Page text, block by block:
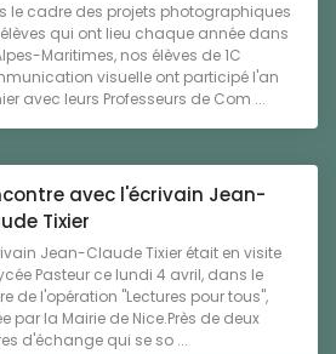
le cadre des projets photographiques
qui ont lieu chaque année dans
Maritimes, nos élèves de 1C
visuelle ont participé l'an
avec leurs Professeurs de Com ...
avec l'écrivain Jean-
Tixier
Jean-Claude Tixier était en visite
Pasteur ce lundi 4 avril, dans le
de l'opération "Lectures pour tous",
par la Mairie de Nice.Près de deux
d'échange qui se so ...